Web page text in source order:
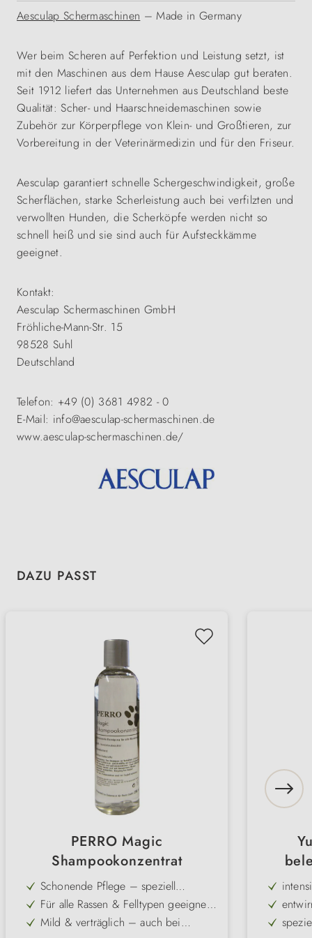
Aesculap Schermaschinen – Made in Germany
Wer beim Scheren auf Perfektion und Leistung setzt, ist
mit den Maschinen aus dem Hause Aesculap gut beraten.
Seit 1912 liefert das Unternehmen aus Deutschland beste
Qualität: Scher- und Haarschneidemaschinen sowie
Zubehör zur Körperpflege von Klein- und Großtieren, zur
Vorbereitung in der Veterinärmedizin und für den Friseur.
Aesculap garantiert schnelle Schergeschwindigkeit, große
Scherflächen, starke Scherleistung auch bei verfilzten und
verwollten Hunden, die Scherköpfe werden nicht so
schnell heiß und sie sind auch für Aufsteckkämme
geeignet.
Kontakt:
Aesculap Schermaschinen GmbH
Fröhliche-Mann-Str. 15
98528 Suhl
Deutschland
Telefon: +49 (0) 3681 4982 - 0
E-Mail: info@aesculap-schermaschinen.de
www.aesculap-schermaschinen.de/
Produktgalerie überspringen
DAZU PASST
PERRO Magic
Shampookonzentrat
Schonende Pflege – speziell
abgestimmt auf den pH-Wert der
Hundehaut (7,4)
Für alle Rassen & Felltypen geeignet
– universell einsetzbar im Alltag
Mild & verträglich – auch bei